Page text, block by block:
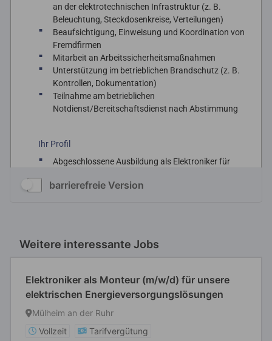
barrierefreie Version
Weitere interessante Jobs
Elektroniker als Monteur (m/w/d) für unsere
elektrischen Energieversorgungslösungen
Mülheim an der Ruhr
Vollzeit
Tarifvergütung